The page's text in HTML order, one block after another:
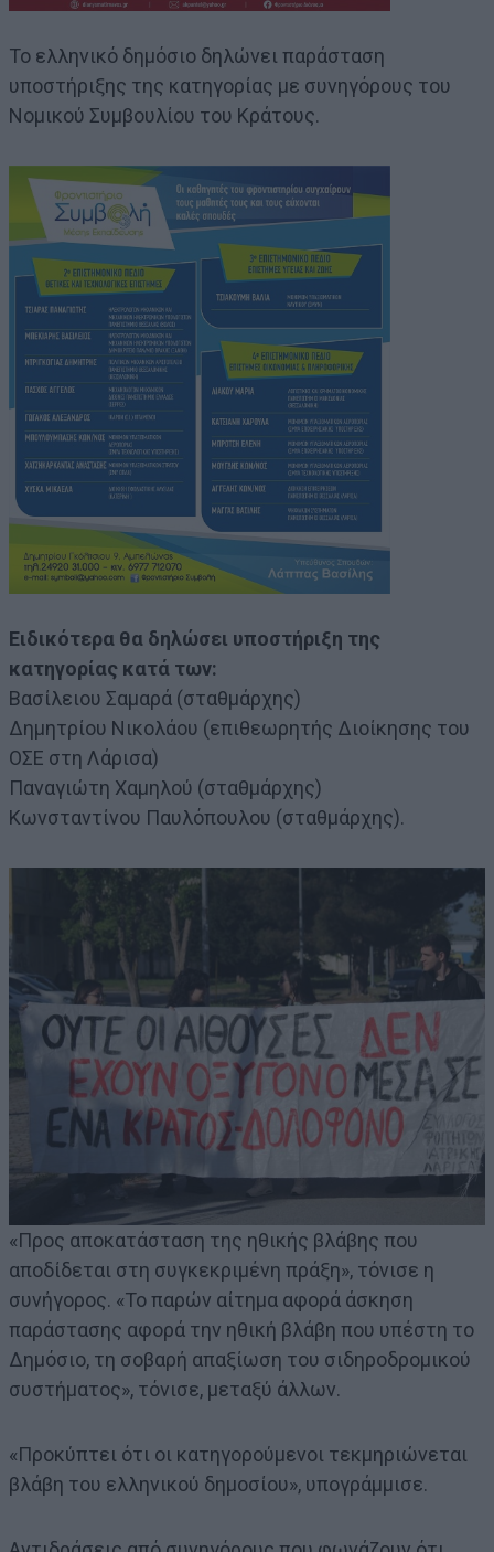
Το ελληνικό δημόσιο δηλώνει παράσταση
υποστήριξης της κατηγορίας με συνηγόρους του
Νομικού Συμβουλίου του Κράτους.
Ειδικότερα θα δηλώσει υποστήριξη της
κατηγορίας κατά των:
Βασίλειου Σαμαρά (σταθμάρχης)
Δημητρίου Νικολάου (επιθεωρητής Διοίκησης του
ΟΣΕ στη Λάρισα)
Παναγιώτη Χαμηλού (σταθμάρχης)
Κωνσταντίνου Παυλόπουλου (σταθμάρχης).
«Προς αποκατάσταση της ηθικής βλάβης που
αποδίδεται στη συγκεκριμένη πράξη», τόνισε η
συνήγορος. «Το παρών αίτημα αφορά άσκηση
παράστασης αφορά την ηθική βλάβη που υπέστη το
Δημόσιο, τη σοβαρή απαξίωση του σιδηροδρομικού
συστήματος», τόνισε, μεταξύ άλλων.
«Προκύπτει ότι οι κατηγορούμενοι τεκμηριώνεται
βλάβη του ελληνικού δημοσίου», υπογράμμισε.